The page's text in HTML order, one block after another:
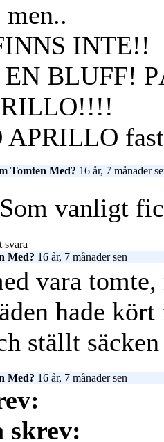
INTE!!
BLUFF!
Tomten Med? 16 år, 7 månader
vanligt
svara
Med? 16 år, 7 månader sen
vara
hade
ställt
Med? 16 år, 7 månader sen
skrev: